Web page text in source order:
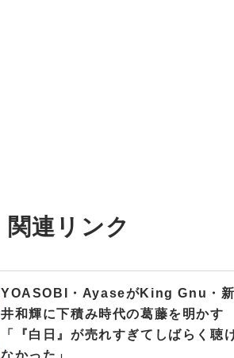
関連リンク
YOASOBI・AyaseがKing Gnu・
井和輝に下積み時代の葛藤を明かす
「『白日』が売れすぎてしばらく聴